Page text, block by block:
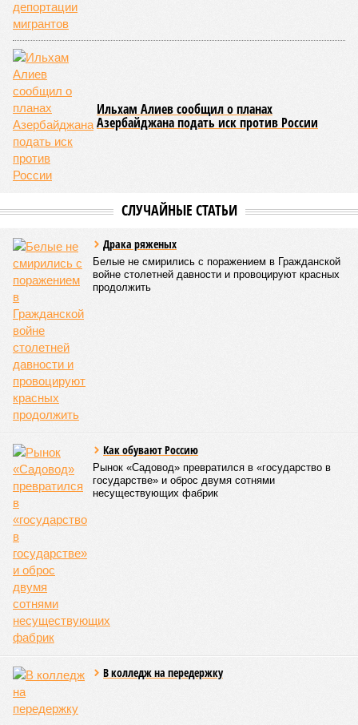
Ильхам Алиев сообщил о планах
Азербайджана подать иск против России
СЛУЧАЙНЫЕ СТАТЬИ
Драка ряженых
Белые не смирились с поражением в Гражданской
войне столетней давности и провоцируют красных
продолжить
Как обувают Россию
Рынок «Садовод» превратился в «государство в
государстве» и оброс двумя сотнями
несуществующих фабрик
В колледж на передержку